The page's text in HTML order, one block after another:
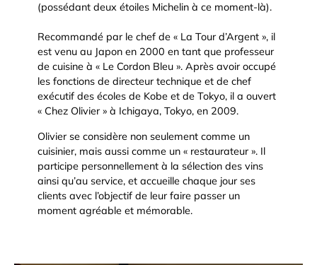
(possédant deux étoiles Michelin à ce moment-là).
Recommandé par le chef de « La Tour d’Argent », il
est venu au Japon en 2000 en tant que professeur
de cuisine à « Le Cordon Bleu ». Après avoir occupé
les fonctions de directeur technique et de chef
exécutif des écoles de Kobe et de Tokyo, il a ouvert
« Chez Olivier » à Ichigaya, Tokyo, en 2009.
Olivier se considère non seulement comme un
cuisinier, mais aussi comme un « restaurateur ». Il
participe personnellement à la sélection des vins
ainsi qu’au service, et accueille chaque jour ses
clients avec l’objectif de leur faire passer un
moment agréable et mémorable.